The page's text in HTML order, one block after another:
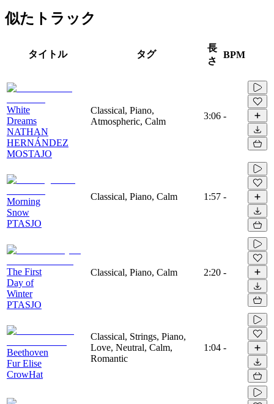
似たトラック
タイトル タグ
長
さ
BPM
White
Dreams
NATHAN
HERNÁNDEZ
MOSTAJO
Classical, Piano,
Atmospheric, Calm
3:06 -
Morning
Snow
PTASJO
Classical, Piano, Calm 1:57 -
The First
Day of
Winter
PTASJO
Classical, Piano, Calm 2:20 -
Beethoven
Fur Elise
CrowHat
Classical, Strings, Piano,
Love, Neutral, Calm,
Romantic
1:04 -